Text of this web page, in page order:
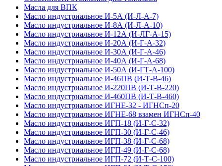
Масла для ВПК
Масло индустриальное И-5А (И-Л-А-7)
Масло индустриальное И-8А (И-Л-А-10)
Масло индустриальное И-12А (И-ЛГ-А-15)
Масло индустриальное И-20А (И-Г-А-32)
Масло индустриальное И-30А (И-Г-А-46)
Масло индустриальное И-40А (И-Г-А-68)
Масло индустриальное И-50А (И-ГТ-А-100)
Масло индустриальное И-46ПВ (И-Т-В-46)
Масло индустриальное И-220ПВ (И-Т-В-220)
Масло индустриальное И-460ПВ (И-Т-В-460)
Масло индустриальное ИГНЕ-32 - ИГНСп-20
Масло индустриальное ИГНЕ-68 взамен ИГНСп-40
Масло индустриальное ИГП-18 (И-Г-С-32)
Масло индустриальное ИГП-30 (И-Г-С-46)
Масло индустриальное ИГП-38 (И-Г-С-68)
Масло индустриальное ИГП-49 (И-Г-С-68)
Масло индустриальное ИГП-72 (И-Т-С-100)